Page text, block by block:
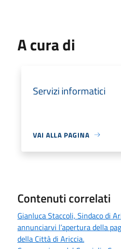
A cura di
Servizi informatici
VAI ALLA PAGINA
Contenuti correlati
Gianluca Staccoli, Sindaco di
annunciarvi l’apertura della
della Città di Ariccia.